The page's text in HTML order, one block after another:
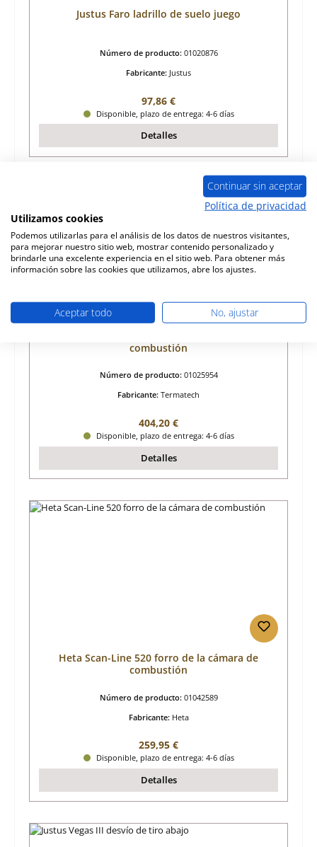
Justus Faro ladrillo de suelo juego
Número de producto: 01020876
Fabricante: Justus
Precio normal:
97,86 €
Disponible, plazo de entrega: 4-6 días
Detalles
combustión
Número de producto: 01025954
Fabricante: Termatech
Precio normal:
404,20 €
Disponible, plazo de entrega: 4-6 días
Detalles
Heta Scan-Line 520 forro de la cámara de
combustión
Número de producto: 01042589
Fabricante: Heta
Precio normal:
259,95 €
Disponible, plazo de entrega: 4-6 días
Detalles
Continuar sin aceptar
Política de privacidad
Utilizamos cookies
Podemos utilizarlas para el análisis de los datos de nuestros visitantes,
para mejorar nuestro sitio web, mostrar contenido personalizado y
brindarle una excelente experiencia en el sitio web. Para obtener más
información sobre las cookies que utilizamos, abre los ajustes.
Aceptar todo No, ajustar